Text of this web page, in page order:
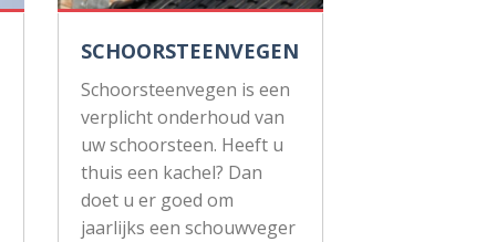
SCHOORSTEENVEGEN
Schoorsteenvegen is een
verplicht onderhoud van
uw schoorsteen. Heeft u
thuis een kachel? Dan
doet u er goed om
jaarlijks een schouwveger